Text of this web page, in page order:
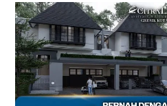
Rumah
Split
Level:
Konsep
Hunian
Modern